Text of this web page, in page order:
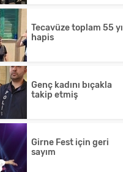
Tecavüze toplam 55 yıl
hapis
Genç kadını bıçakla
takip etmiş
Girne Fest için geri
sayım